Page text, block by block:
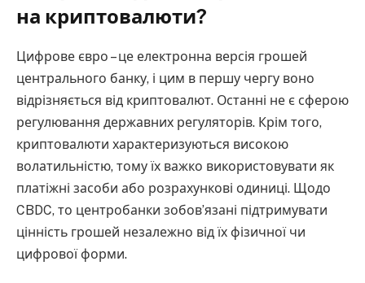
на криптовалюти?
Цифрове євро – це електронна версія грошей
центрального банку, і цим в першу чергу воно
відрізняється від криптовалют. Останні не є сферою
регулювання державних регуляторів. Крім того,
криптовалюти характеризуються високою
волатильністю, тому їх важко використовувати як
платіжні засоби або розрахункові одиниці. Щодо
CBDC, то центробанки зобов’язані підтримувати
цінність грошей незалежно від їх фізичної чи
цифрової форми.